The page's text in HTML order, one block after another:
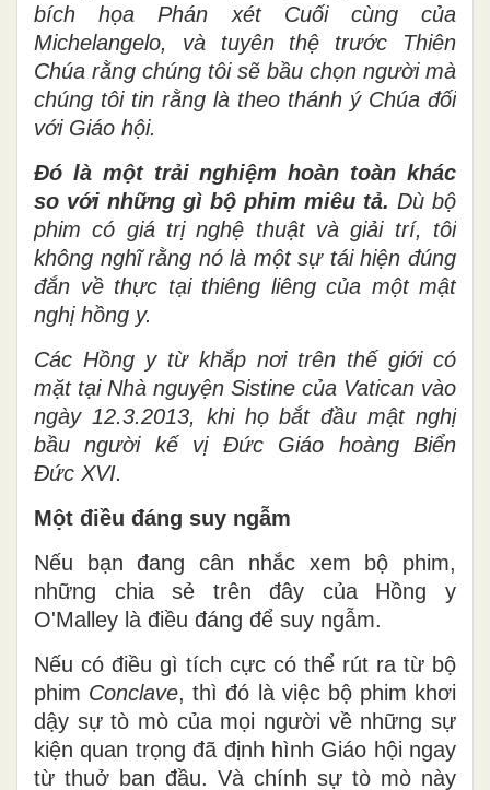
bích họa Phán xét Cuối cùng của
Michelangelo, và tuyên thệ trước Thiên
Chúa rằng chúng tôi sẽ bầu chọn người mà
chúng tôi tin rằng là theo thánh ý Chúa đối
với Giáo hội.
Đó là một trải nghiệm hoàn toàn khác
so với những gì bộ phim miêu tả. Dù bộ
phim có giá trị nghệ thuật và giải trí, tôi
không nghĩ rằng nó là một sự tái hiện đúng
đắn về thực tại thiêng liêng của một mật
nghị hồng y.
Các Hồng y từ khắp nơi trên thế giới có
mặt tại Nhà nguyện Sistine của Vatican vào
ngày 12.3.2013, khi họ bắt đầu mật nghị
bầu người kế vị Đức Giáo hoàng Biển
Đức XVI.
Một điều đáng suy ngẫm
Nếu bạn đang cân nhắc xem bộ phim,
những chia sẻ trên đây của Hồng y
O'Malley là điều đáng để suy ngẫm.
Nếu có điều gì tích cực có thể rút ra từ bộ
phim Conclave, thì đó là việc bộ phim khơi
dậy sự tò mò của mọi người về những sự
kiện quan trọng đã định hình Giáo hội ngay
từ thuở ban đầu. Và chính sự tò mò này